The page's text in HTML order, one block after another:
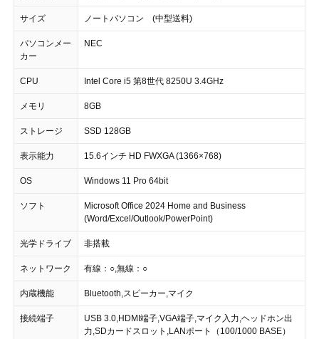
サイズ ノートパソコン (中型送料)
パソコンメー
カー
NEC
CPU Intel Core i5 第8世代 8250U 3.4GHz
メモリ 8GB
ストレージ SSD 128GB
表示能力 15.6インチ HD FWXGA (1366×768)
OS Windows 11 Pro 64bit
ソフト
Microsoft Office 2024 Home and Business
(Word/Excel/Outlook/PowerPoint)
光学ドライブ 非搭載
ネットワーク 有線：○,無線：○
内蔵機能 Bluetooth,スピーカー,マイク
接続端子
USB 3.0,HDMI端子,VGA端子,マイク入力,ヘッドホン出
力,SDカードスロット,LANポート（100/1000 BASE）